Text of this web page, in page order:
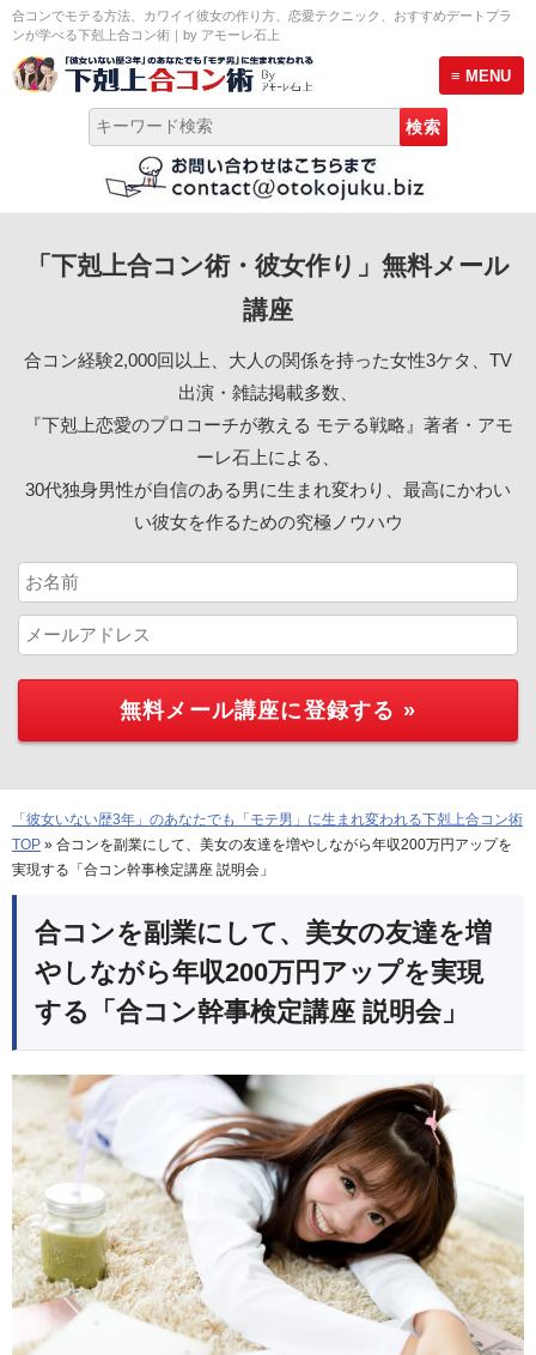
合コンでモテる方法、カワイイ彼女の作り方、恋愛テクニック、おすすめデートプラ
ンが学べる下剋上合コン術｜by アモーレ石上
≡ MENU
プロ合コン幹事養成講座 説明会
サービス案内
恋愛プロフィール
「下剋上合コン術・彼女作り」無料メール
講座
合コン経験2,000回以上、大人の関係を持った女性3ケタ、TV
出演・雑誌掲載多数、
『下剋上恋愛のプロコーチが教える モテる戦略』著者・アモ
ーレ石上による、
30代独身男性が自信のある男に生まれ変わり、最高にかわい
い彼女を作るための究極ノウハウ
「彼女いない歴3年」のあなたでも「モテ男」に生まれ変われる下剋上合コン術
TOP » 合コンを副業にして、美女の友達を増やしながら年収200万円アップを
実現する「合コン幹事検定講座 説明会」
合コンを副業にして、美女の友達を増
やしながら年収200万円アップを実現
する「合コン幹事検定講座 説明会」